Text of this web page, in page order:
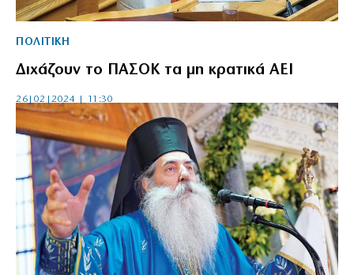
ΠΟΛΙΤΙΚΗ
Διχάζουν το ΠΑΣΟΚ τα μη κρατικά ΑΕΙ
26|02|2024 | 11:30